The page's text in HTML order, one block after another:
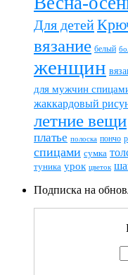
Для детей
вязание белый
женщин
для мужчин
жаккардовый
летние вещи
платье полоска пончо
спицами сумка
туника урок цветок
Подписка на